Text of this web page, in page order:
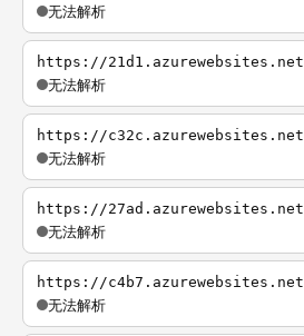
无法解析
https://21d1.azurewebsites.net
无法解析
https://c32c.azurewebsites.net
无法解析
https://27ad.azurewebsites.net
无法解析
https://c4b7.azurewebsites.net
无法解析